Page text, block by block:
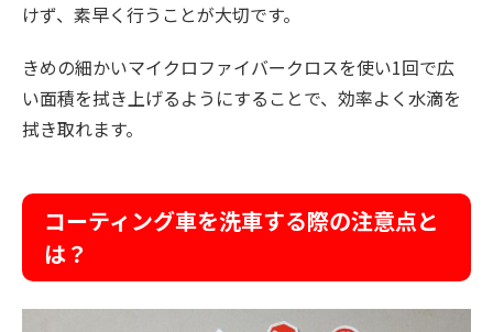
けず、素早く行うことが大切です。
きめの細かいマイクロファイバークロスを使い1回で広
い面積を拭き上げるようにすることで、効率よく水滴を
拭き取れます。
コーティング車を洗車する際の注意点と
は？